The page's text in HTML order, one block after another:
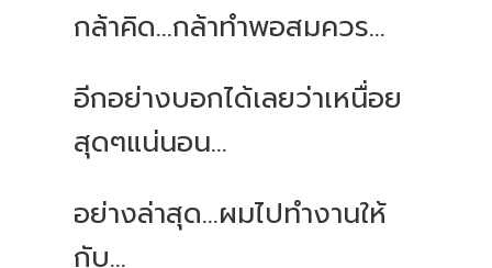
กล้าคิด...กล้าทำพอสมควร...
อีกอย่างบอกได้เลยว่าเหนื่อย
สุดๆแน่นอน...
อย่างล่าสุด...ผมไปทำงานให้
กับ...